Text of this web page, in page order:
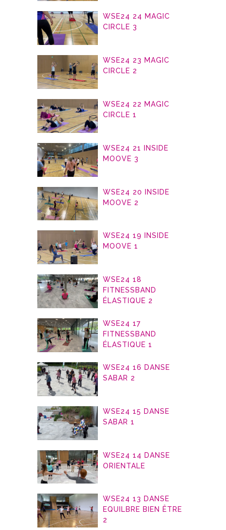
WSE24 24 MAGIC
CIRCLE 3
WSE24 23 MAGIC
CIRCLE 2
WSE24 22 MAGIC
CIRCLE 1
WSE24 21 INSIDE
MOOVE 3
WSE24 20 INSIDE
MOOVE 2
WSE24 19 INSIDE
MOOVE 1
WSE24 18
FITNESSBAND
ÉLASTIQUE 2
WSE24 17
FITNESSBAND
ÉLASTIQUE 1
WSE24 16 DANSE
SABAR 2
WSE24 15 DANSE
SABAR 1
WSE24 14 DANSE
ORIENTALE
WSE24 13 DANSE
EQUILBRE BIEN ÊTRE
2